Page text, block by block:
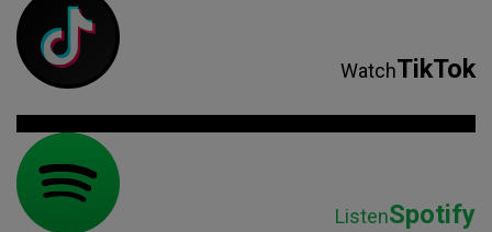
WatchTikTok
ListenSpotify